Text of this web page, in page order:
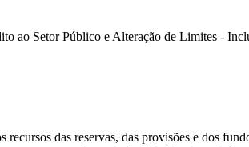
ao Setor Público e Alteração de Limites -
recursos das reservas, das provisões e dos